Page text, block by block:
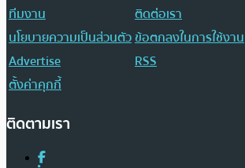
ทีมงาน
ติดต่อเรา
นโยบายความเป็นส่วนตัวข้อตกลงในการใช้งาน
Advertise
RSS
ตั้งค่าคุกกี้
ติดตามเรา